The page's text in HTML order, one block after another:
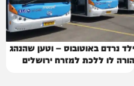
ילד נרדם באוטובוס – וטען שהנהג
הורה לו ללכת למזרח ירושלים